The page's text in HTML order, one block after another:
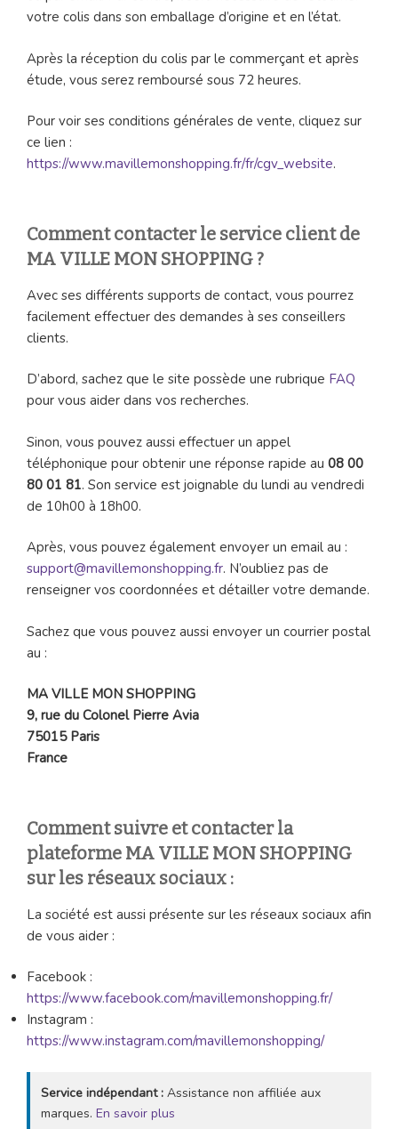
votre colis dans son emballage d’origine et en l’état.
Après la réception du colis par le commerçant et après
étude, vous serez remboursé sous 72 heures.
Pour voir ses conditions générales de vente, cliquez sur
ce lien :
https://www.mavillemonshopping.fr/fr/cgv_website.
Comment contacter le service client de
MA VILLE MON SHOPPING ?
Avec ses différents supports de contact, vous pourrez
facilement effectuer des demandes à ses conseillers
clients.
D’abord, sachez que le site possède une rubrique FAQ
pour vous aider dans vos recherches.
Sinon, vous pouvez aussi effectuer un appel
téléphonique pour obtenir une réponse rapide au 08 00
80 01 81. Son service est joignable du lundi au vendredi
de 10h00 à 18h00.
Après, vous pouvez également envoyer un email au :
support@mavillemonshopping.fr. N’oubliez pas de
renseigner vos coordonnées et détailler votre demande.
Sachez que vous pouvez aussi envoyer un courrier postal
au :
MA VILLE MON SHOPPING
9, rue du Colonel Pierre Avia
75015 Paris
France
Comment suivre et contacter la
plateforme MA VILLE MON SHOPPING
sur les réseaux sociaux :
La société est aussi présente sur les réseaux sociaux afin
de vous aider :
Facebook :
https://www.facebook.com/mavillemonshopping.fr/
Instagram :
https://www.instagram.com/mavillemonshopping/
Service indépendant : Assistance non affiliée aux
marques. En savoir plus